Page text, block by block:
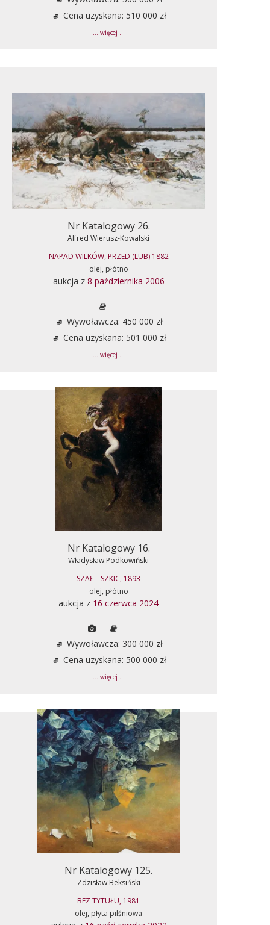
Cena uzyskana: 510 000 zł
... więcej ...
Nr Katalogowy 26.
Alfred Wierusz-Kowalski
NAPAD WILKÓW, PRZED (LUB) 1882
olej, płótno
aukcja z 8 października 2006
Wywoławcza: 450 000 zł
Cena uzyskana: 501 000 zł
... więcej ...
Nr Katalogowy 16.
Władysław Podkowiński
SZAŁ – SZKIC, 1893
olej, płótno
aukcja z 16 czerwca 2024
Wywoławcza: 300 000 zł
Cena uzyskana: 500 000 zł
... więcej ...
Nr Katalogowy 125.
Zdzisław Beksiński
BEZ TYTUŁU, 1981
olej, płyta pilśniowa